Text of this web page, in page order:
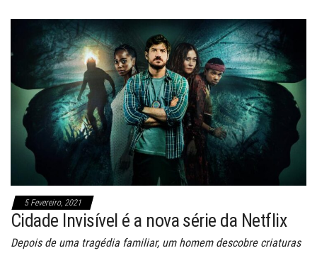
5 Fevereiro, 2021
Cidade Invisível é a nova série da Netflix
Depois de uma tragédia familiar, um homem descobre criaturas